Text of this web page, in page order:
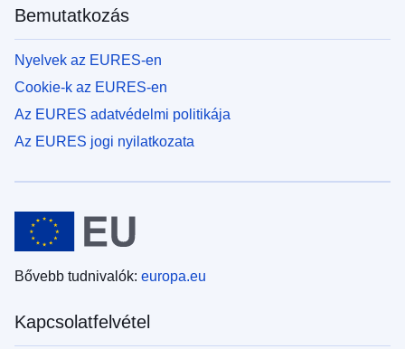
Bemutatkozás
Nyelvek az EURES-en
Cookie-k az EURES-en
Az EURES adatvédelmi politikája
Az EURES jogi nyilatkozata
Bővebb tudnivalók: europa.eu
Kapcsolatfelvétel